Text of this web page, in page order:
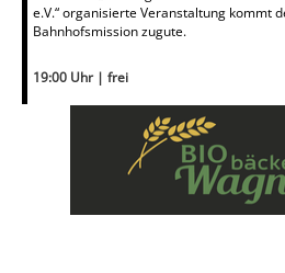
e.V.“ organisierte Veranstaltung kommt
Bahnhofsmission zugute.
19:00 Uhr | frei